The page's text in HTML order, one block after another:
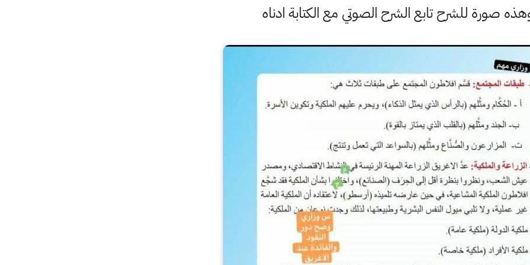
صورة للشرح تابع الشرح الصوتي مع الكتابة ادناه